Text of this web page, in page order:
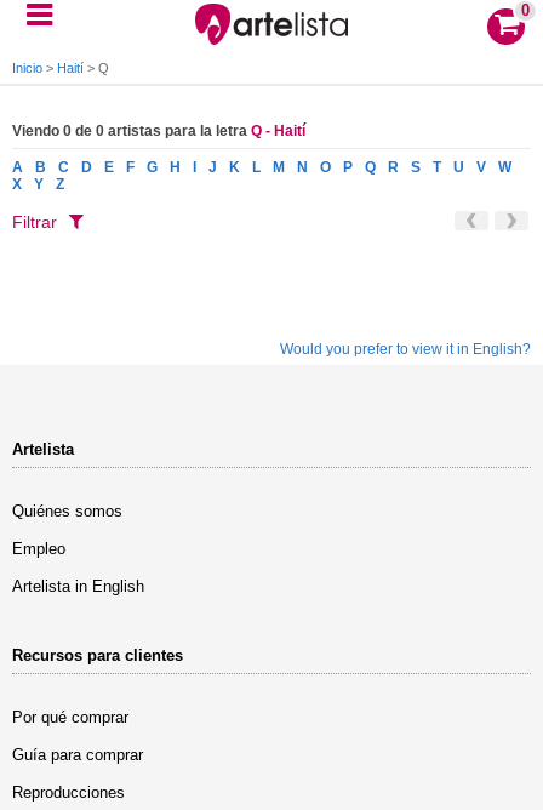
0
Inicio > Haití > Q
Viendo 0 de 0 artistas para la letra Q - Haití
A B C D E F G H J K L M N O P Q R S T U V
W
X
Y Z
Filtrar
Would you prefer to view it in English?
Artelista
Quiénes somos
Empleo
Artelista in English
Recursos para clientes
Por qué comprar
Guía para comprar
Reproducciones